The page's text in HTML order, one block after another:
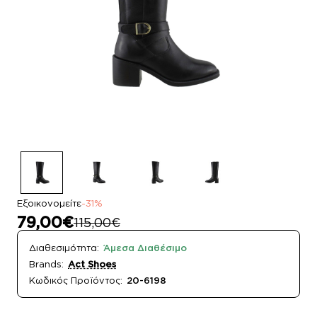
Εξοικονομείτε-31%
79,00€115,00€
Διαθεσιμότητα: Άμεσα Διαθέσιμο
Brands: Act Shoes
Κωδικός Προϊόντος: 20-6198